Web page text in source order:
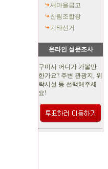
새마을금고
산림조합장
기타선거
온라인 설문조사
구미시 어디가 가볼만
한가요? 주변 관광지, 위
락시설 등 선택해주세
요!